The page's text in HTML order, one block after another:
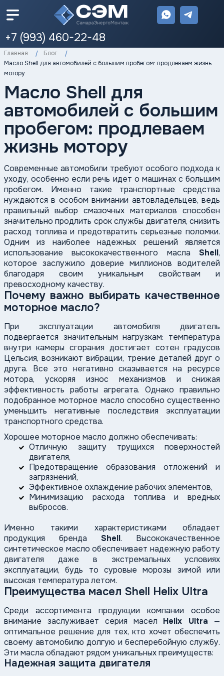
+7 (993) 460-22-48
Главная
Блог
Масло Shell для автомобилей с большим пробегом: продлеваем жизнь
мотору
Масло Shell для
автомобилей с большим
пробегом: продлеваем
жизнь мотору
Современные автомобили требуют особого подхода к
уходу, особенно если речь идет о машинах с большим
пробегом. Именно такие транспортные средства
нуждаются в особом внимании автовладельцев, ведь
правильный выбор смазочных материалов способен
значительно продлить срок службы двигателя, снизить
расход топлива и предотвратить серьезные поломки.
Одним из наиболее надежных решений является
использование высококачественного масла Shell,
которое заслужило доверие миллионов водителей
благодаря своим уникальным свойствам и
превосходному качеству.
Почему важно выбирать качественное
моторное масло?
При эксплуатации автомобиля двигатель
подвергается значительным нагрузкам: температура
внутри камеры сгорания достигает сотен градусов
Цельсия, возникают вибрации, трение деталей друг о
друга. Все это негативно сказывается на ресурсе
мотора, ускоряя износ механизмов и снижая
эффективность работы агрегата. Однако правильно
подобранное моторное масло способно существенно
уменьшить негативные последствия эксплуатации
транспортного средства.
Хорошее моторное масло должно обеспечивать:
Отличную защиту трущихся поверхностей
двигателя,
Предотвращение образования отложений и
загрязнений,
Эффективное охлаждение рабочих элементов,
Минимизацию расхода топлива и вредных
выбросов.
Именно такими характеристиками обладает
продукция бренда Shell. Высококачественное
синтетическое масло обеспечивает надежную работу
двигателя даже в экстремальных условиях
эксплуатации, будь то суровые морозы зимой или
высокая температура летом.
Преимущества масел Shell Helix Ultra
Среди ассортимента продукции компании особое
внимание заслуживает серия масел Helix Ultra —
оптимальное решение для тех, кто хочет обеспечить
своему автомобилю долгую и бесперебойную службу.
Эти масла обладают рядом уникальных преимуществ:
Надежная защита двигателя